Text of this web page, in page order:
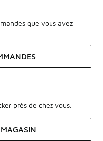
que vous avez
près de chez vous.